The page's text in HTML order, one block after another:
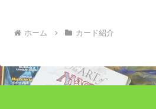
ホーム カード紹介